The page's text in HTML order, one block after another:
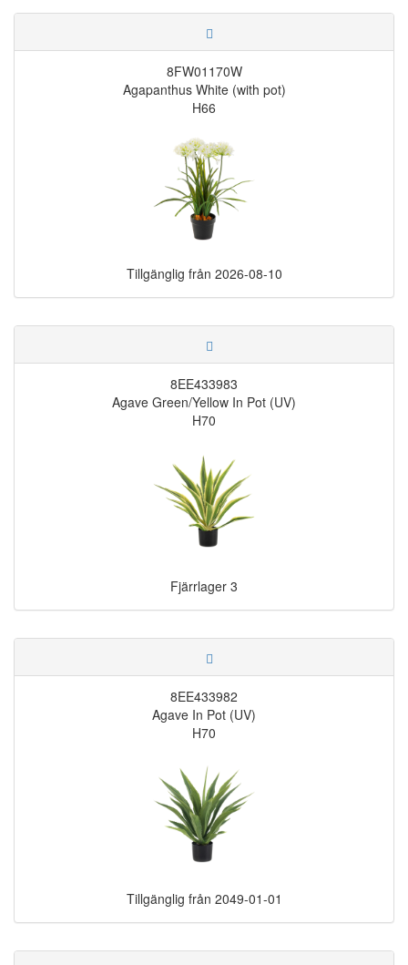
8FW01170W
Agapanthus White (with pot)
H66
Tillgänglig från 2026-08-10
8EE433983
Agave Green/Yellow In Pot (UV)
H70
Fjärrlager 3
8EE433982
Agave In Pot (UV)
H70
Tillgänglig från 2049-01-01